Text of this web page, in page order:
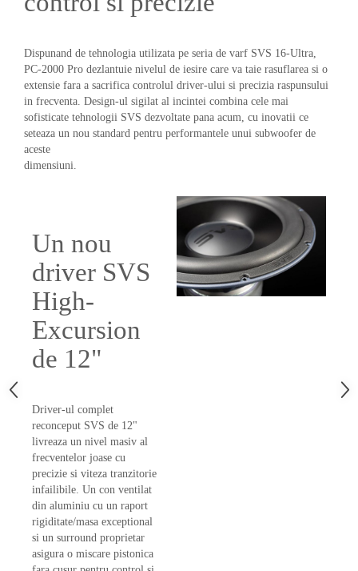
Dispunand de tehnologia utilizata pe seria de varf SVS 16-Ultra,
PC-2000 Pro dezlantuie nivelul de iesire care va taie rasuflarea si o
extensie fara a sacrifica controlul driver-ului si precizia raspunsului
in frecventa. Design-ul sigilat al incintei combina cele mai
sofisticate tehnologii SVS dezvoltate pana acum, cu inovatii ce
seteaza un nou standard pentru performantele unui subwoofer de
aceste
dimensiuni.
Un nou
driver SVS
High-
Excursion
de 12"
Driver-ul complet
reconceput SVS de 12"
livreaza un nivel masiv al
frecventelor joase cu
precizie si viteza tranzitorie
infailibile. Un con ventilat
din aluminiu cu un raport
rigiditate/masa exceptional
si un surround proprietar
asigura o miscare pistonica